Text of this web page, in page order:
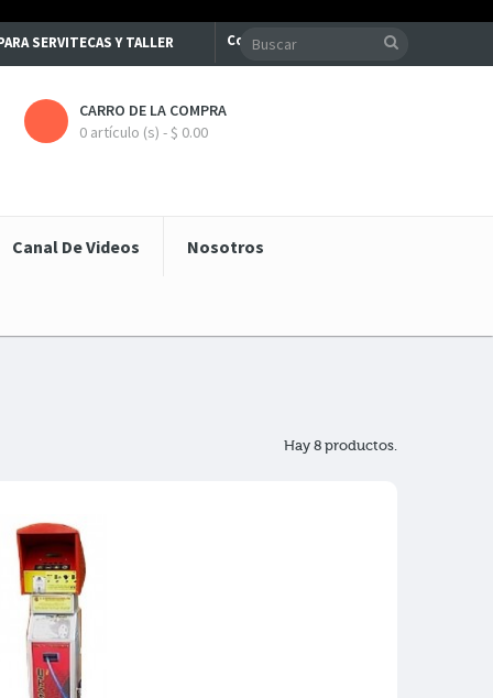
Contacte con nosotros
SERVITECAS Y TALLER
CARRO DE LA COMPRA
0 artículo (s) - $ 0.00
Canal De Videos Nosotros
Hay 8 productos.